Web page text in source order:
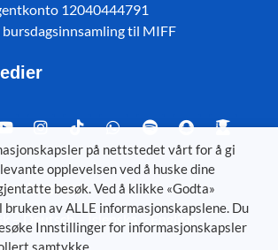
12040444791
bursdagsinnsamling til MIFF
languages
– Deutsch– Íslenska –English
på nettstedet vårt for å gi
opplevelsen ved å huske dine
besøk. Ved å klikke «Godta»
av ALLE informasjonskapslene. Du
Innstillinger for informasjonskapsler
samtykke.